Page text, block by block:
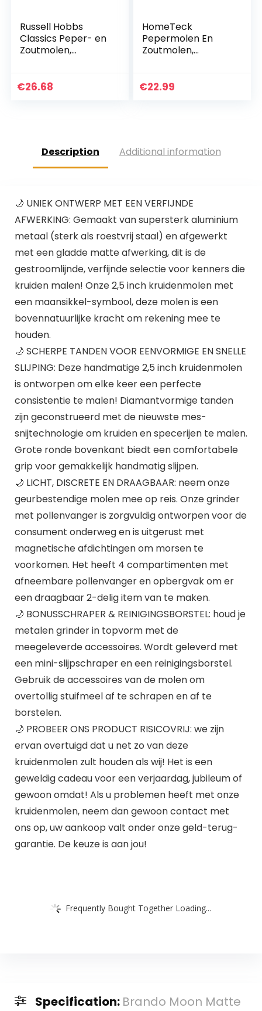
Russell Hobbs
Classics Peper- en
Zoutmolen,
Maalmolens,
€26.68
HomeTeck
Pepermolen En
Zoutmolen,
Van Hoogwaardig
€22.99
Description Additional information
🌙 UNIEK ONTWERP MET EEN VERFIJNDE
AFWERKING: Gemaakt van supersterk aluminium
metaal (sterk als roestvrij staal) en afgewerkt
met een gladde matte afwerking, dit is de
gestroomlijnde, verfijnde selectie voor kenners die
kruiden malen! Onze 2,5 inch kruidenmolen met
een maansikkel-symbool, deze molen is een
bovennatuurlijke kracht om rekening mee te
houden.
🌙 SCHERPE TANDEN VOOR EENVORMIGE EN SNELLE
SLIJPING: Deze handmatige 2,5 inch kruidenmolen
is ontworpen om elke keer een perfecte
consistentie te malen! Diamantvormige tanden
zijn geconstrueerd met de nieuwste mes-
snijtechnologie om kruiden en specerijen te malen.
Grote ronde bovenkant biedt een comfortabele
grip voor gemakkelijk handmatig slijpen.
🌙 LICHT, DISCRETE EN DRAAGBAAR: neem onze
geurbestendige molen mee op reis. Onze grinder
met pollenvanger is zorgvuldig ontworpen voor de
consument onderweg en is uitgerust met
magnetische afdichtingen om morsen te
voorkomen. Het heeft 4 compartimenten met
afneembare pollenvanger en opbergvak om er
een draagbaar 2-delig item van te maken.
🌙 BONUSSCHRAPER & REINIGINGSBORSTEL: houd je
metalen grinder in topvorm met de
meegeleverde accessoires. Wordt geleverd met
een mini-slijpschraper en een reinigingsborstel.
Gebruik de accessoires van de molen om
overtollig stuifmeel af te schrapen en af ​​te
borstelen.
🌙 PROBEER ONS PRODUCT RISICOVRIJ: we zijn
ervan overtuigd dat u net zo van deze
kruidenmolen zult houden als wij! Het is een
geweldig cadeau voor een verjaardag, jubileum of
gewoon omdat! Als u problemen heeft met onze
kruidenmolen, neem dan gewoon contact met
ons op, uw aankoop valt onder onze geld-terug-
garantie. De keuze is aan jou!
Frequently Bought Together Loading...
Specification: Brando Moon Matte